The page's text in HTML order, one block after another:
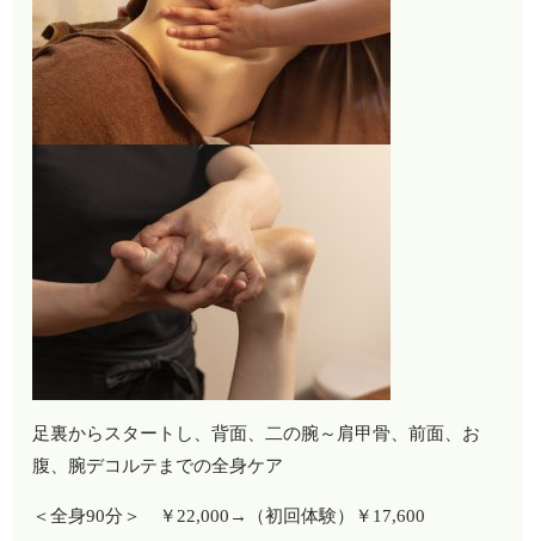
足裏からスタートし、背面、二の腕～肩甲骨、前面、お
腹、腕デコルテまでの全身ケア
＜全身90分＞ ￥22,000→（初回体験）￥17,600